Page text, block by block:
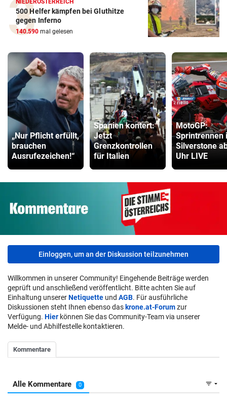
500 Helfer kämpfen bei Gluthitze
gegen Inferno
140.590 mal gelesen
„Nur Pflicht erfüllt,
brauchen
Ausrufezeichen!“
Spanien kontert:
Jetzt
Grenzkontrollen
für Italien
MotoGP:
Sprintrennen
Silverstone
Uhr LIVE
Einloggen, um an der Diskussion teilzunehmen
Willkommen in unserer Community! Eingehende Beiträge werden
geprüft und anschließend veröffentlicht. Bitte achten Sie auf
Einhaltung unsererNetiquette und AGB. Für ausführliche
Diskussionen steht Ihnen ebenso das krone.at-Forumzur
Verfügung. Hier können Sie das Community-Team via unserer
Melde- und Abhilfestelle kontaktieren.